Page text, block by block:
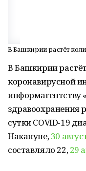
В Башкирии растёт
В Башкирии
коронавирусной
информагентству «
здравоохранения
сутки COVID-19
Накануне,30
составляло 22,29